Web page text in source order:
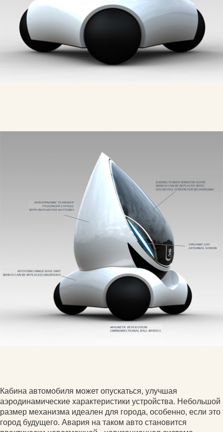
Кабина автомобиля может опускаться, улучшая
аэродинамические характеристики устройства. Небольшой
размер механизма идеален для города, особенно, если это
город будущего. Авария на таком авто становится